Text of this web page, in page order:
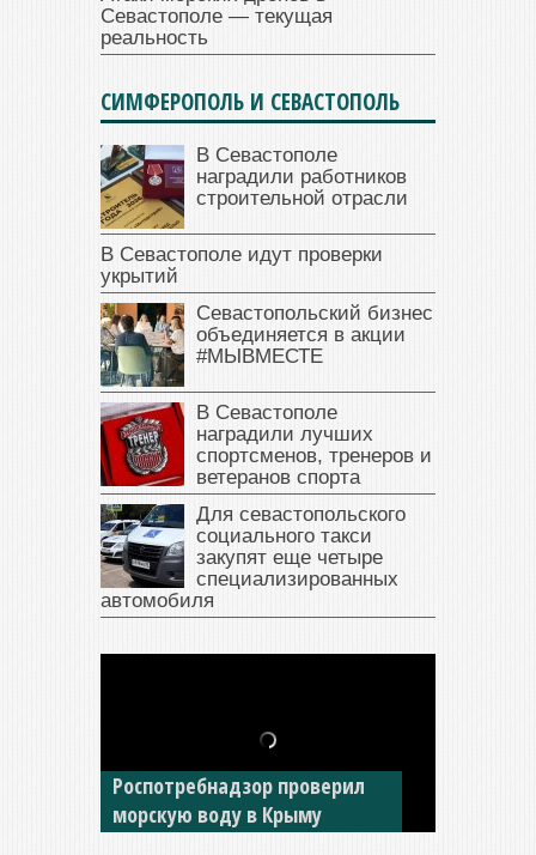
Севастополе — текущая
реальность
СИМФЕРОПОЛЬ И СЕВАСТОПОЛЬ
В Севастополе
наградили работников
строительной отрасли
В Севастополе идут проверки
укрытий
Севастопольский бизнес
объединяется в акции
#МЫВМЕСТЕ
В Севастополе
наградили лучших
спортсменов, тренеров и
ветеранов спорта
Для севастопольского
социального такси
закупят еще четыре
специализированных
автомобиля
Роспотребнадзор проверил
морскую воду в Крыму
В Крыму у жителя Саки
изъяли автомобиль —
накопил долги по штрафам
ГИБДД